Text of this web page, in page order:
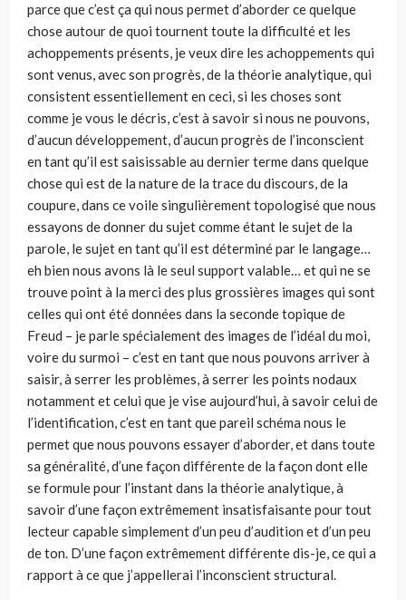
parce que c’est ça qui nous permet d’aborder ce quelque
chose autour de quoi tournent toute la dif­ficulté et les
achoppements présents, je veux dire les achoppements qui
sont venus, avec son progrès, de la théorie analytique, qui
consistent essentiellement en ceci, si les choses sont
comme je vous le décris, c’est à savoir si nous ne pou­vons,
d’aucun développement, d’aucun progrès de l’inconscient
en tant qu’il est saisissable au dernier terme dans quelque
chose qui est de la nature de la trace du discours, de la
coupure, dans ce voile singulièrement topologisé que nous
essayons de donner du sujet comme étant le sujet de la
parole, le sujet en tant qu’il est déterminé par le langage…
eh bien nous avons là le seul support valable… et qui ne se
trouve point à la merci des plus grossières images qui sont
celles qui ont été données dans la seconde topique de
Freud – je parle spécia­lement des images de l’idéal du moi,
voire du surmoi – c’est en tant que nous pouvons arriver à
saisir, à serrer les problèmes, à serrer les points nodaux
notamment et celui que je vise aujourd’hui, à savoir celui de
l’identification, c’est en tant que pareil schéma nous le
permet que nous pouvons essayer d’aborder, et dans toute
sa généralité, d’une façon différente de la façon dont elle
se formule pour l’instant dans la théorie analytique, à
savoir d’une façon extrêmement insatisfaisante pour tout
lecteur capable simplement d’un peu d’audition et d’un peu
de ton. D’une façon extrêmement différente dis-je, ce qui a
rapport à ce que j’appellerai l’inconscient structural.